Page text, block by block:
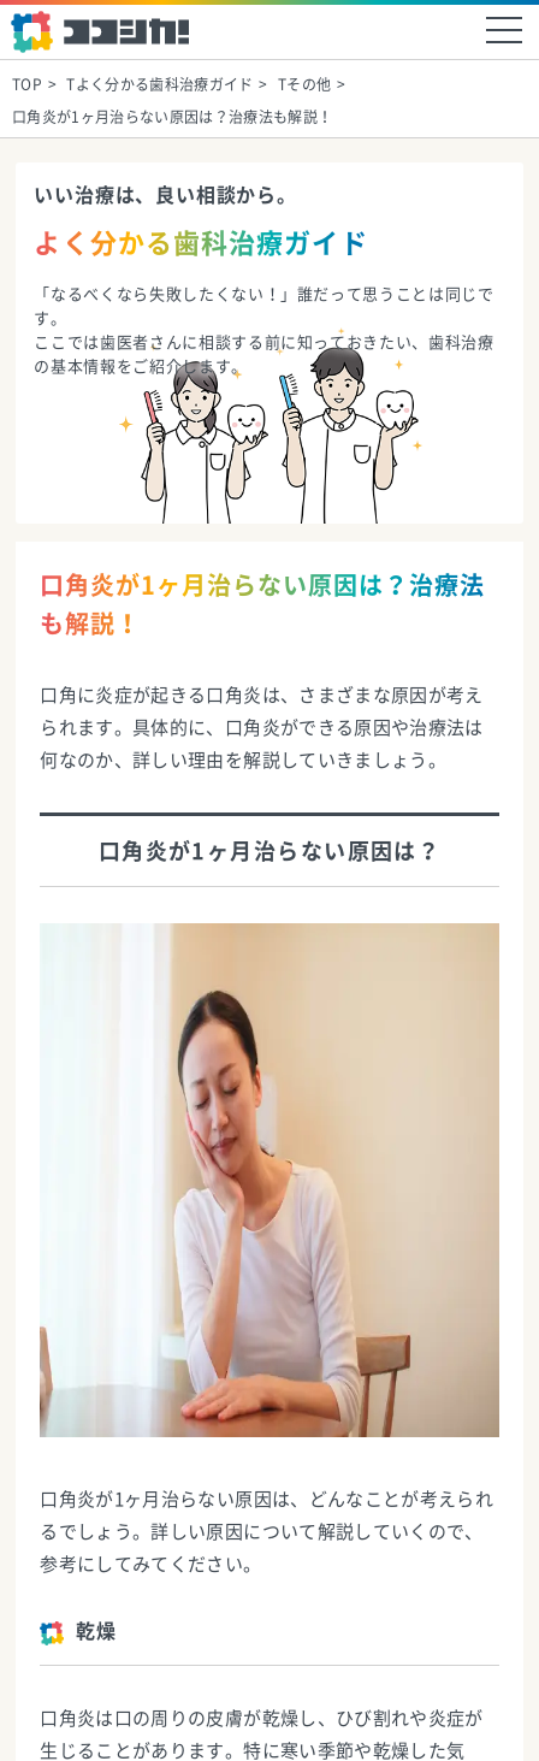
TOP Tよく分かる歯科治療ガイド Tその他
口角炎が1ヶ月治らない原因は？治療法も解説！
いい治療は、良い相談から。
よく分かる歯科治療ガイド
「なるべくなら失敗したくない！」誰だって思うことは同じで
す。
ここでは歯医者さんに相談する前に知っておきたい、歯科治療
の基本情報をご紹介します。
口角炎が1ヶ月治らない原因は？治療法
も解説！
口角に炎症が起きる口角炎は、さまざまな原因が考え
られます。具体的に、口角炎ができる原因や治療法は
何なのか、詳しい理由を解説していきましょう。
口角炎が1ヶ月治らない原因は？
口角炎が1ヶ月治らない原因は、どんなことが考えられ
るでしょう。詳しい原因について解説していくので、
参考にしてみてください。
乾燥
口角炎は口の周りの皮膚が乾燥し、ひび割れや炎症が
生じることがあります。特に寒い季節や乾燥した気